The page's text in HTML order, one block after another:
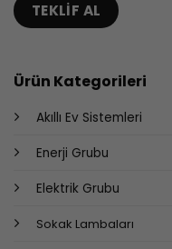
TEKLIF AL
Ürün Kategorileri
Akıllı Ev Sistemleri
Enerji Grubu
Elektrik Grubu
Sokak Lambaları